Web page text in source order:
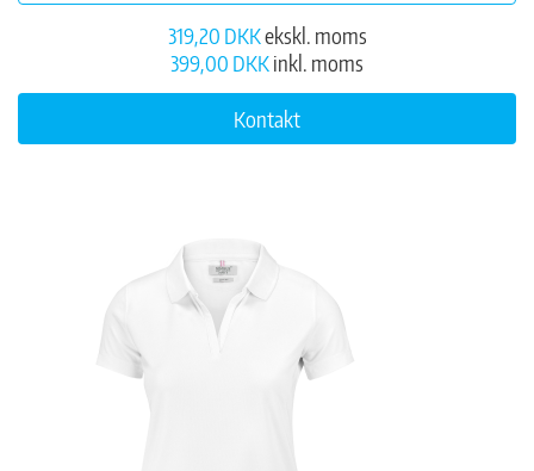
319,20 DKKekskl. moms
399,00 DKKinkl. moms
Kontakt